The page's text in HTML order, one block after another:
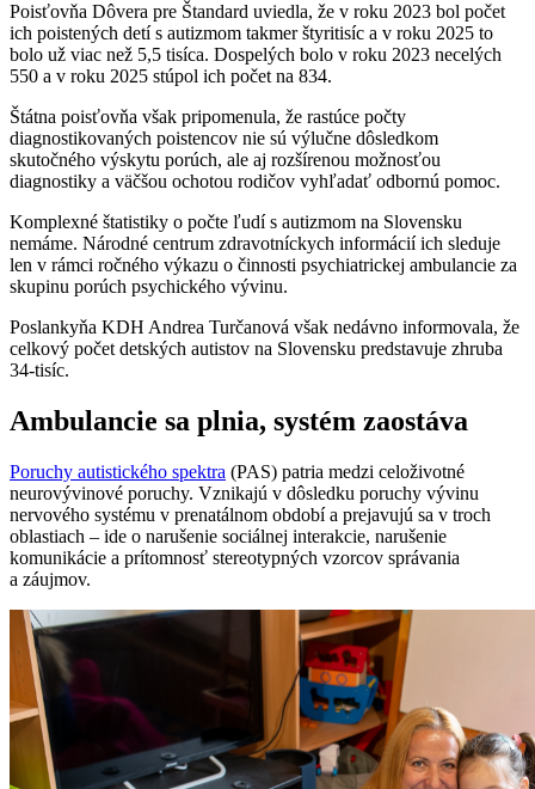
Poisťovňa Dôvera pre Štandard uviedla, že v roku 2023 bol počet
ich poistených detí s autizmom takmer štyritisíc a v roku 2025 to
bolo už viac než 5,5 tisíca. Dospelých bolo v roku 2023 necelých
550 a v roku 2025 stúpol ich počet na 834.
Štátna poisťovňa však pripomenula, že rastúce počty
diagnostikovaných poistencov nie sú výlučne dôsledkom
skutočného výskytu porúch, ale aj rozšírenou možnosťou
diagnostiky a väčšou ochotou rodičov vyhľadať odbornú pomoc.
Komplexné štatistiky o počte ľudí s autizmom na Slovensku
nemáme. Národné centrum zdravotníckych informácií ich sleduje
len v rámci ročného výkazu o činnosti psychiatrickej ambulancie za
skupinu porúch psychického vývinu.
Poslankyňa KDH Andrea Turčanová však nedávno informovala, že
celkový počet detských autistov na Slovensku predstavuje zhruba
34-tisíc.
Ambulancie sa plnia, systém zaostáva
Poruchy autistického spektra (PAS) patria medzi celoživotné
neurovývinové poruchy. Vznikajú v dôsledku poruchy vývinu
nervového systému v prenatálnom období a prejavujú sa v troch
oblastiach – ide o narušenie sociálnej interakcie, narušenie
komunikácie a prítomnosť stereotypných vzorcov správania
a záujmov.